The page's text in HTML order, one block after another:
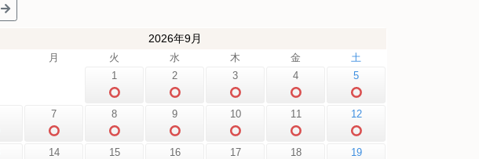
2026年9月
月 火 水 木 金
土
1
2 3 4 5
7 8 9 10 11 12
14 15 16 17 18 19